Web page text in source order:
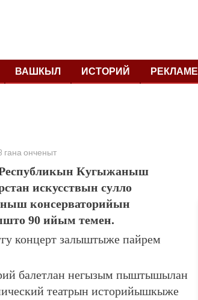
ВАШКЫЛ ИСТОРИЙ РЕКЛАМЕ
онченыт
Кугыжаныш
искусствын сулло
консерваторийын
90 ийым темен.
концерт залыштыже пайрем
балетлан негызым пыштышылан
театрын историйышкыже